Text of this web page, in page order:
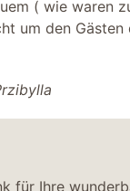
( wie waren
um den
für Ihre